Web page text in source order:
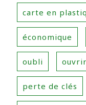
carte en
économique
oubli
perte de clés